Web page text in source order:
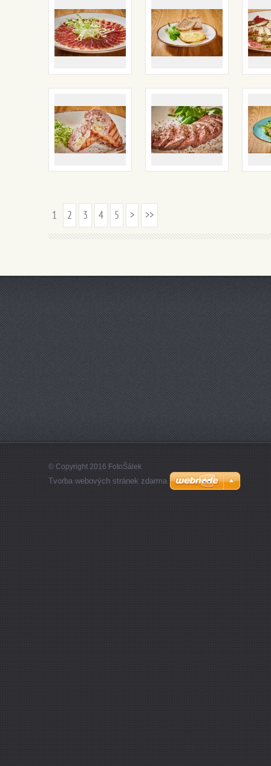
1 2 3 4 5 > >>
© Copyright 2016 FotoŠálek
Tvorba webových stránek zdarma